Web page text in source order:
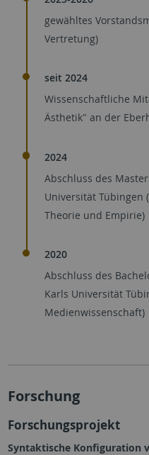
gewähltes
Vertretung)
seit 2024
Wissenschaftliche
Ästhetik" an der
2024
Abschluss des
Universität Tübingen
Theorie und Empirie)
2020
Abschluss des
Karls Universität
Medienwissenschaft)
Forschung
Forschungsprojekt
Syntaktische Konfiguration